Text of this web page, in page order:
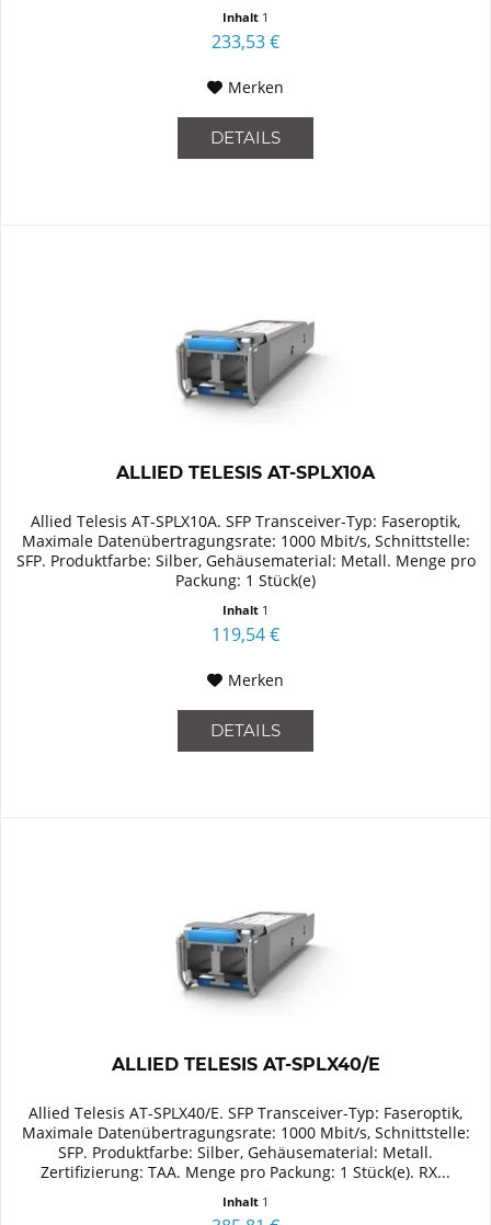
Inhalt 1
233,53 €
Merken
DETAILS
ALLIED TELESIS AT-SPLX10A
Allied Telesis AT-SPLX10A. SFP Transceiver-Typ: Faseroptik,
Maximale Datenübertragungsrate: 1000 Mbit/s, Schnittstelle:
SFP. Produktfarbe: Silber, Gehäusematerial: Metall. Menge pro
Packung: 1 Stück(e)
Inhalt 1
119,54 €
Merken
DETAILS
ALLIED TELESIS AT-SPLX40/E
Allied Telesis AT-SPLX40/E. SFP Transceiver-Typ: Faseroptik,
Maximale Datenübertragungsrate: 1000 Mbit/s, Schnittstelle:
SFP. Produktfarbe: Silber, Gehäusematerial: Metall.
Zertifizierung: TAA. Menge pro Packung: 1 Stück(e). RX...
Inhalt 1